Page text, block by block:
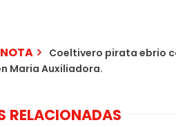
Coeltivero pirata ebrio
Maria Auxiliadora.
RELACIONADAS